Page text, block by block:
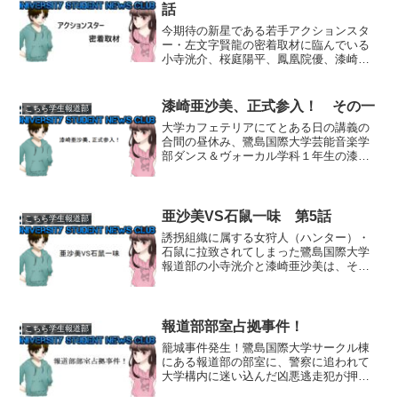
話
今期待の新星である若手アクションスタ
ー・左文字賢龍の密着取材に臨んでいる
小寺洸介、桜庭陽平、鳳凰院優、漆崎亜
の話から、賢龍が何者かに脅迫されてい
ることを知る。そして洸...
こちら学生報道部 漆崎亜沙美、正式参入！ その一
大学カフェテリアにてとある日の講義の
合間の昼休み、鷺島国際大学芸能音楽学
部ダンス＆ヴォーカル学科１年生の漆崎
んね亜沙美。私、亜沙美の...
こちら学生報道部 亜沙美VS石鼠一味 第5話
誘拐組織に属する女狩人（ハンター）・
石鼠に拉致されてしまった鷺島国際大学
報道部の小寺洸介と漆崎亜沙美は、そこ
捕虜救出ゲームが課されて...
こちら学生報道部 報道部部室占拠事件！
籠城事件発生！鷺島国際大学サークル棟
にある報道部の部室に、警察に追われて
大学構内に迷い込んだ凶悪逃走犯が押し